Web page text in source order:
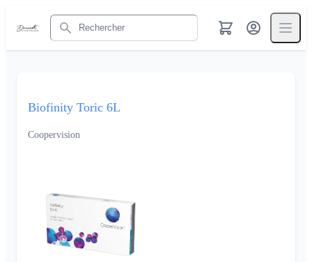
Rechercher
Biofinity Toric 6L
Coopervision